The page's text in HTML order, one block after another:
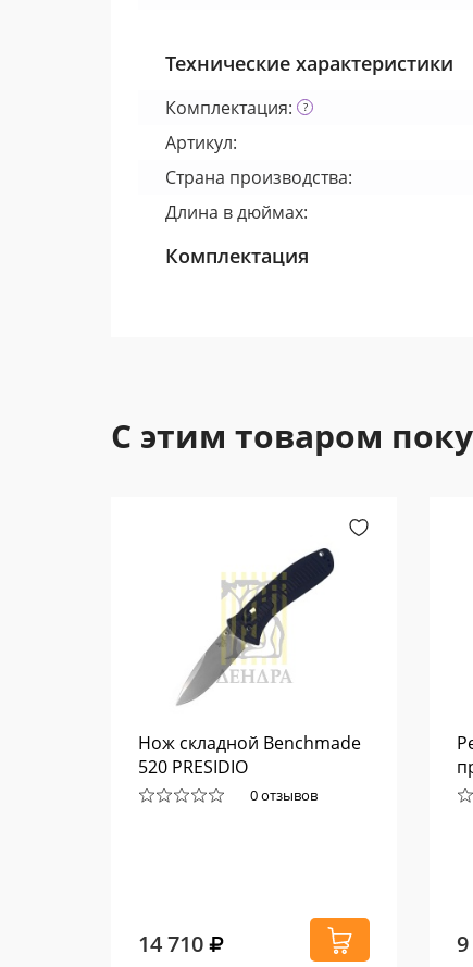
Технические характеристики
Комплектация:
Артикул:
Страна производства:
Длина в дюймах:
Комплектация
С этим товаром
Нож складной Benchmade
520 PRESIDIO
0 отзывов
14 710